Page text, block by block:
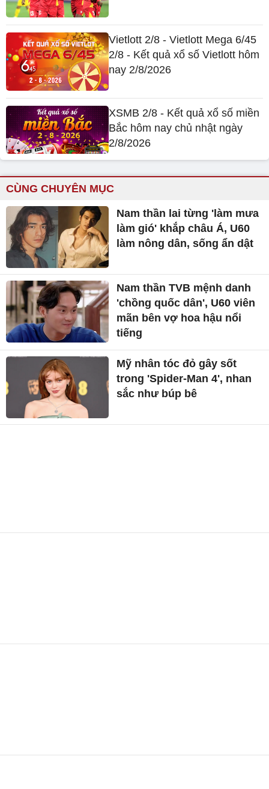
Vietlott 2/8 - Vietlott Mega 6/45
2/8 - Kết quả xổ số Vietlott hôm
nay 2/8/2026
XSMB 2/8 - Kết quả xổ số miền
Bắc hôm nay chủ nhật ngày
2/8/2026
CÙNG CHUYÊN MỤC
Nam thần lai từng 'làm mưa
làm gió' khắp châu Á, U60
làm nông dân, sống ẩn dật
Nam thần TVB mệnh danh
'chồng quốc dân', U60 viên
mãn bên vợ hoa hậu nổi
tiếng
Mỹ nhân tóc đỏ gây sốt
trong 'Spider-Man 4', nhan
sắc như búp bê